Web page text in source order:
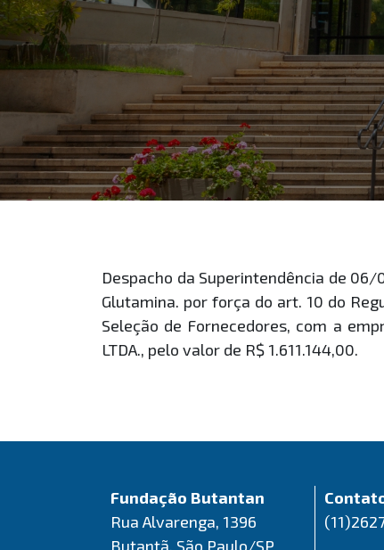
Despacho da Superintendência de 06/
Glutamina. por força do art. 10 do
Seleção de Fornecedores, com a
LTDA., pelo valor de R$ 1.611.144,00.
Fundação Butantan
Rua Alvarenga, 1396
Butantã, São Paulo/SP